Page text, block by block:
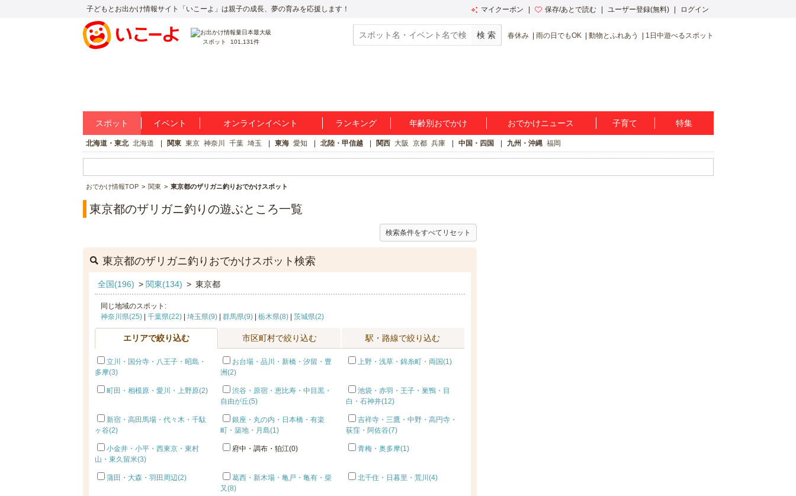
子どもとお出かけ情報サイト「いこーよ」は親子の成長、夢の育みを応援します！ マイクーポン 保存/あとで読む ユーザー登録(無料) ログイン
スポット 101,131件
春休み 雨の日でもOK 動物とふれあう 1日中遊べるスポット
スポット イベント オンラインイベント ランキング 年齢別おでかけ おでかけニュース 子育て 特集
北海道・東北 北海道 関東 東京 神奈川 千葉 埼玉 東海 愛知 北陸・甲信越 関西 大阪 京都 兵庫 中国・四国 九州・沖縄 福岡
おでかけ情報TOP 関東 東京都のザリガニ釣りおでかけスポット
東京都のザリガニ釣りの遊ぶところ一覧
検索条件をすべてリセット
東京都のザリガニ釣りおでかけスポット検索
全国(196) > 関東(134) > 東京都
同じ地域のスポット:
神奈川県(25)| 千葉県(22)| 埼玉県(9)| 群馬県(9)| 栃木県(8)| 茨城県(2)
エリアで絞り込む 市区町村で絞り込む 駅・路線で絞り込む
立川・国分寺・八王子・昭島・
多摩(3)
お台場・品川・新橋・汐留・豊
洲(2)
上野・浅草・錦糸町・両国(1)
町田・相模原・愛川・上野原(2)
渋谷・原宿・恵比寿・中目黒・
自由が丘(5)
池袋・赤羽・王子・巣鴨・目
白・石神井(12)
新宿・高田馬場・代々木・千駄
ヶ谷(2)
銀座・丸の内・日本橋・有楽
町・築地・月島(1)
吉祥寺・三鷹・中野・高円寺・
荻窪・阿佐谷(7)
小金井・小平・西東京・東村
山・東久留米(3)
府中・調布・狛江(0) 青梅・奥多摩(1)
蒲田・大森・羽田周辺(2)
葛西・新木場・亀戸・亀有・柴
又(8)
北千住・日暮里・荒川(4)